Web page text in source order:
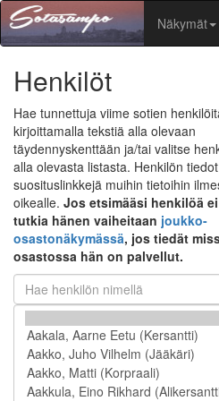
Näkymät
Henkilöt
Hae tunnettuja viime sotien
kirjoittamalla tekstiä alla olevaan
täydennyskenttään ja/tai valitse
alla olevasta listasta. Henkilön
suosituslinkkejä muihin tietoihin
oikealle. Jos etsimääsi henkilöä
tutkia hänen vaiheitaan joukko-
osastonäkymässä, jos tiedät
osastossa hän on palvellut.